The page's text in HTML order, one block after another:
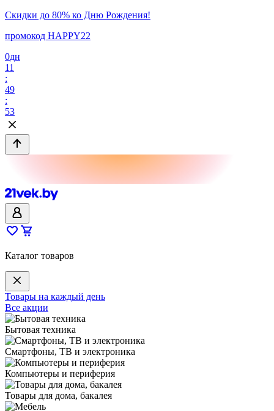
Скидки до 80% ко Дню Рождения!
промокод HAPPY22
0дн
11
:
49
:
53
Каталог товаров
Товары на каждый день
Все акции
Бытовая техника
Смартфоны, ТВ и электроника
Компьютеры и периферия
Товары для дома, бакалея